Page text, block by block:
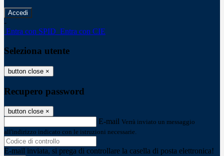
-
Entra con SPID Entra con CIE
Seleziona utente
button close ×
Recupero password
button close ×
E-mail Verrà inviato un messaggio
all'indirizzo indicato con le istruzioni necessarie.
E-mail inviata, si prega di controllare la casella di posta elettronica!